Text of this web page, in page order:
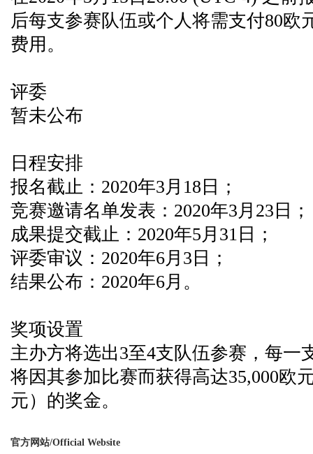
后每支参赛队伍或个人将需支付80欧
费用。
评委
暂未公布
日程安排
报名截止：2020年3月18日；
竞赛邀请名单发表：2020年3月23日；
成果提交截止：2020年5月31日；
评委审议：2020年6月3日；
结果公布：2020年6月。
奖项设置
主办方将选出3至4支队伍参赛，每一
将因其参加比赛而获得高达35,000欧
元）的奖金。
官方网站/Official Website